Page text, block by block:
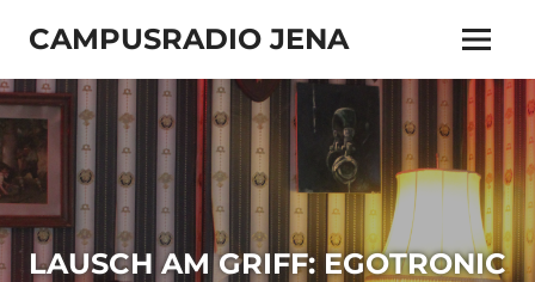
Inhalt
springen
CAMPUSRADIO JENA
103.4
MHz
Menü
LAUSCH AM GRIFF: EGOTRONIC